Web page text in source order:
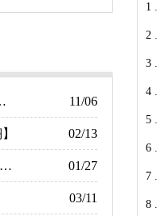
11/06
02/13
01/27
03/11
1 .
2 .
3 .
4 .
5 .
6 .
7 .
8 .